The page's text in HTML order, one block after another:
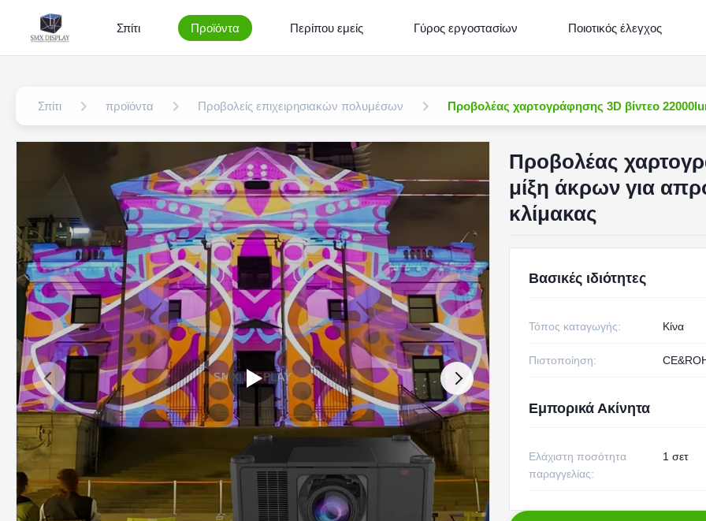
Σπίτι Προϊόντα Περίπου εμείς Γύρος εργοστασίων Ποιοτικός έλεγχος
Σπίτι προϊόντα Προβολείς επιχειρησιακών πολυμέσων Προβολέας χαρτογράφησης 3D βίντεο
Προβολέας
μίξη άκρων για
κλίμακας
Βασικές ιδιότητες
Τόπος καταγωγής: Κίνα
Πιστοποίηση:
Εμπορικά Ακίνητα
Ελάχιστη ποσότητα
παραγγελίας:
1 σετ